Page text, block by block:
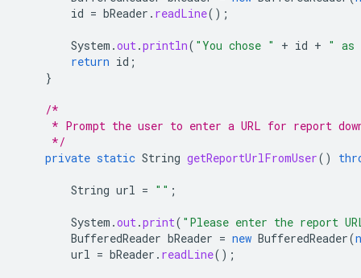
id = bReader . readLine();
System .out.println( "You chose " + id + " as
return id ;
}
/*
* Prompt the user to enter a URL for report
     */
private static String getReportUrlFromUser()
String url = "" ;
System .out.print( "Please enter the report
BufferedReader bReader = new BufferedReader(
url = bReader . readLine();